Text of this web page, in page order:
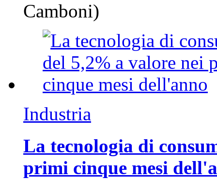
Camboni)
Industria
La tecnologia di
primi cinque mesi